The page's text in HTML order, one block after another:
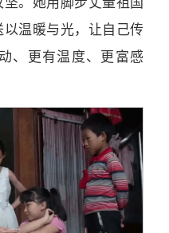
温暖与光，让自己传
、更有温度、更富感